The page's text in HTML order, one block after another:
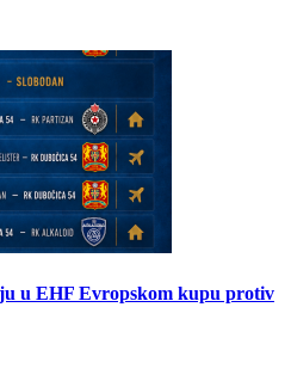
u EHF Evropskom kupu protiv